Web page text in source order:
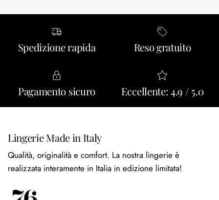
Spedizione rapida Reso gratuito
Pagamento sicuro Eccellente: 4.9 / 5.0
Lingerie Made in Italy
Qualità, originalità e comfort. La nostra lingerie è
realizzata interamente in Italia in edizione limitata!